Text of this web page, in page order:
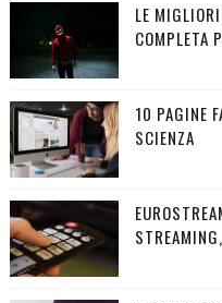
LE
COMPLETA
10 PAGINE
SCIENZA